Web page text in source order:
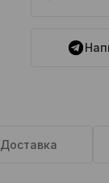
Доставка